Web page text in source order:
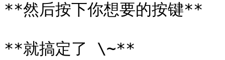
**然后按下你想要的按键**
**就搞定了 \~**